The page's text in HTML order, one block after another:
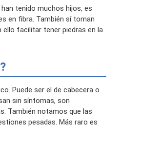
tenido muchos hijos, es
en fibra. También sí toman
facilitar tener piedras en la
Puede ser el de cabecera o
sin síntomas, son
También notamos que las
pesadas. Más raro es